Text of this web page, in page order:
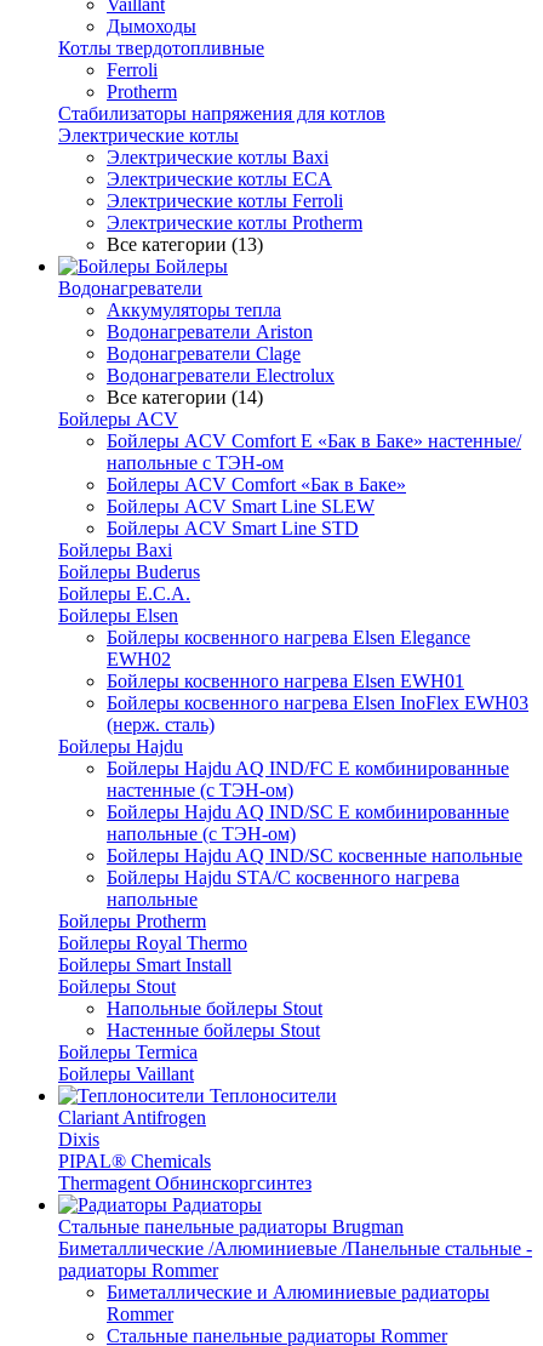
Vaillant
Дымоходы
Котлы твердотопливные
Ferroli
Protherm
Стабилизаторы напряжения для котлов
Электрические котлы
Электрические котлы Baxi
Электрические котлы ECA
Электрические котлы Ferroli
Электрические котлы Protherm
Все категории (13)
Бойлеры
Водонагреватели
Аккумуляторы тепла
Водонагреватели Ariston
Водонагреватели Clage
Водонагреватели Electrolux
Все категории (14)
Бойлеры ACV
Бойлеры ACV Comfort E «Бак в Баке» настенные/
напольные c ТЭН-ом
Бойлеры ACV Comfort «Бак в Баке»
Бойлеры ACV Smart Line SLEW
Бойлеры ACV Smart Line STD
Бойлеры Baxi
Бойлеры Buderus
Бойлеры E.C.A.
Бойлеры Elsen
Бойлеры косвенного нагрева Elsen Elegance
EWH02
Бойлеры косвенного нагрева Elsen EWH01
Бойлеры косвенного нагрева Elsen InoFlex EWH03
(нерж. сталь)
Бойлеры Hajdu
Бойлеры Hajdu AQ IND/FC E комбинированные
настенные (с ТЭН-ом)
Бойлеры Hajdu AQ IND/SC E комбинированные
напольные (с ТЭН-ом)
Бойлеры Hajdu AQ IND/SC косвенные напольные
Бойлеры Hajdu STA/C косвенного нагрева
напольные
Бойлеры Protherm
Бойлеры Royal Thermo
Бойлеры Smart Install
Бойлеры Stout
Напольные бойлеры Stout
Настенные бойлеры Stout
Бойлеры Termica
Бойлеры Vaillant
Теплоносители
Clariant Antifrogen
Dixis
PIPAL® Chemicals
Thermagent Обнинскоргсинтез
Радиаторы
Стальные панельные радиаторы Brugman
Биметаллические /Алюминиевые /Панельные стальные -
радиаторы Rommer
Биметаллические и Алюминиевые радиаторы
Rommer
Стальные панельные радиаторы Rommer